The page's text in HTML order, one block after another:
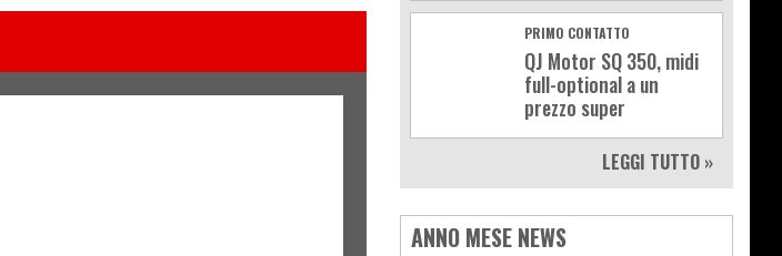
PRIMO CONTATTO
QJ Motor SQ 350, midi
full-optional a un
prezzo super
LEGGI TUTTO »
ANNO MESE NEWS